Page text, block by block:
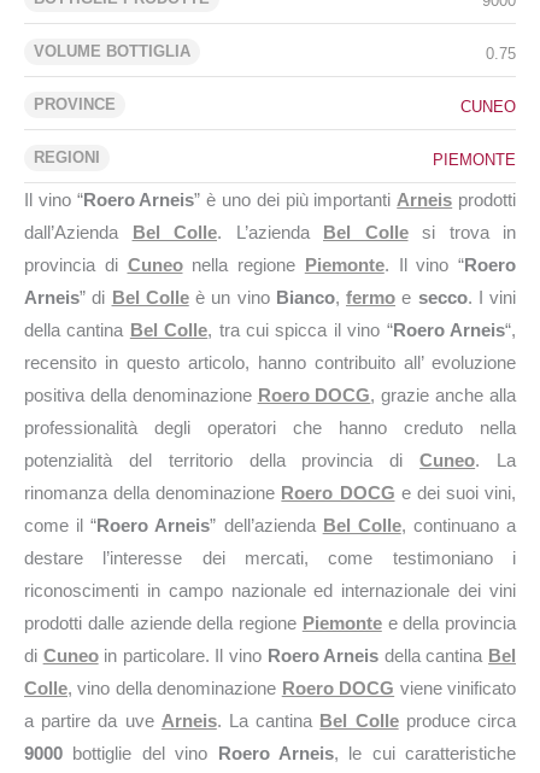
VOLUME BOTTIGLIA 0.75
PROVINCE CUNEO
REGIONI PIEMONTE
Il vino “Roero Arneis” è uno dei più importanti Arneis prodotti
dall’Azienda Bel Colle. L’azienda Bel Collesi trova in
provincia di Cuneonella regione Piemonte. Il vino “Roero
Arneis” di Bel Colleè un vino Bianco, fermo e secco. I vini
della cantina Bel Colle, tra cui spicca il vino “Roero Arneis“,
recensito in questo articolo, hanno contribuito all’ evoluzione
positiva della denominazione Roero DOCG, grazie anche alla
professionalità degli operatori che hanno creduto nella
potenzialità del territorio della provincia diCuneo. La
rinomanza della denominazione Roero DOCG e dei suoi vini,
come il “Roero Arneis” dell’azienda Bel Colle, continuano a
destare l’interesse dei mercati, come testimoniano i
riconoscimenti in campo nazionale ed internazionale dei vini
prodotti dalle aziende della regione Piemontee della provincia
di Cuneoin particolare. Il vino Roero Arneis della cantina Bel
Colle, vino della denominazione Roero DOCG viene vinificato
a partire da uve Arneis. La cantina Bel Colleproduce circa
9000 bottiglie del vino Roero Arneis, le cui caratteristiche